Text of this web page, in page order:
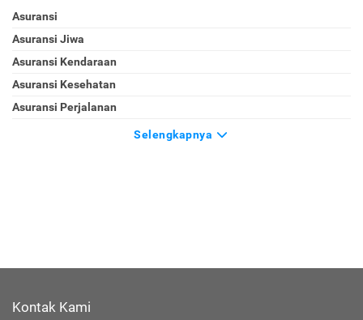
Asuransi
Asuransi Jiwa
Asuransi Kendaraan
Asuransi Kesehatan
Asuransi Perjalanan
Selengkapnya
Kontak Kami